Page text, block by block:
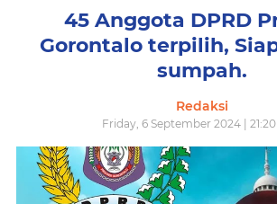
45 Anggota DPRD
Gorontalo terpilih,
sumpah.
Redaksi
Friday, 6 September 2024 |